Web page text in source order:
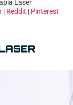
Láser
| Reddit | Pinterest